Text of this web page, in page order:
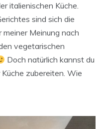
italienischen Küche.
sind sich die
Meinung nach
vegetarischen
Doch natürlich kannst du
zubereiten. Wie